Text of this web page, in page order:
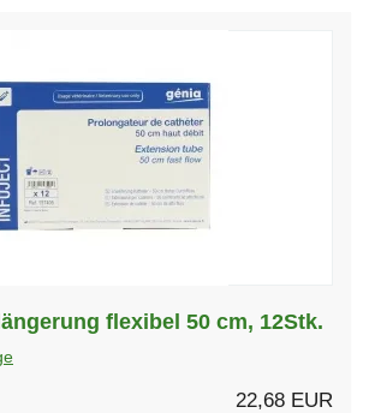
flexibel 50 cm, 12Stk.
22,68 EUR